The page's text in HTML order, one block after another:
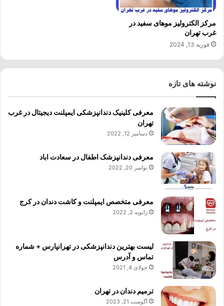
مرکز الکترولیز موهای سفید در
غرب تهران
فوریه 13, 2024
نوشته های تازه
معرفی کلینیک دندانپزشکی ایمپلنت دیجیتال در غرب
تهران
دسامبر 12, 2022
معرفی دندانپزشک اطفال در سعادت اباد
نوامبر 20, 2022
معرفی متخصص ایمپلنت و کاشت دندان در کرج
ژانویه 2, 2022
لیست بهترین دندانپزشکی در تهرانپارس + شماره
تماس و آدرس
جولای 4, 2021
ترمیم دندان در تهران
آگوست 21, 2023